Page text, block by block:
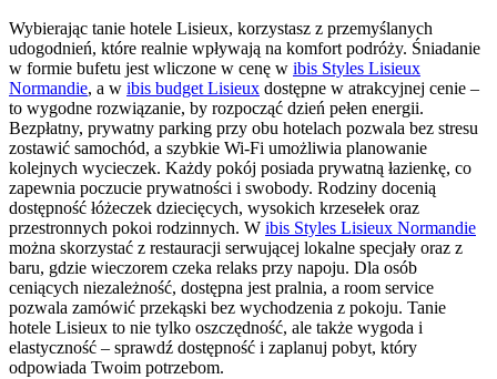
Wybierając tanie hotele Lisieux, korzystasz z przemyślanych
udogodnień, które realnie wpływają na komfort podróży. Śniadanie
w formie bufetu jest wliczone w cenę w ibis Styles Lisieux
Normandie, a w ibis budget Lisieux dostępne w atrakcyjnej cenie –
to wygodne rozwiązanie, by rozpocząć dzień pełen energii.
Bezpłatny, prywatny parking przy obu hotelach pozwala bez stresu
zostawić samochód, a szybkie Wi-Fi umożliwia planowanie
kolejnych wycieczek. Każdy pokój posiada prywatną łazienkę, co
zapewnia poczucie prywatności i swobody. Rodziny docenią
dostępność łóżeczek dziecięcych, wysokich krzesełek oraz
przestronnych pokoi rodzinnych. W ibis Styles Lisieux Normandie
można skorzystać z restauracji serwującej lokalne specjały oraz z
baru, gdzie wieczorem czeka relaks przy napoju. Dla osób
ceniących niezależność, dostępna jest pralnia, a room service
pozwala zamówić przekąski bez wychodzenia z pokoju. Tanie
hotele Lisieux to nie tylko oszczędność, ale także wygoda i
elastyczność – sprawdź dostępność i zaplanuj pobyt, który
odpowiada Twoim potrzebom.